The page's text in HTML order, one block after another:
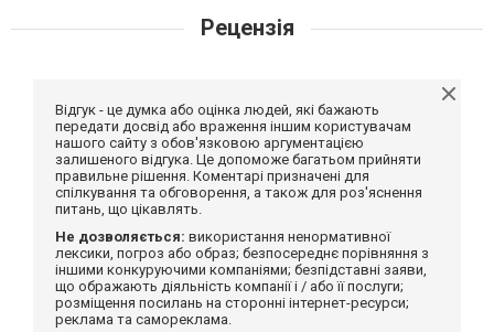
Рецензія
Відгук - це думка або оцінка людей, які бажають
передати досвід або враження іншим користувачам
нашого сайту з обов'язковою аргументацією
залишеного відгука. Це допоможе багатьом прийняти
правильне рішення. Коментарі призначені для
спілкування та обговорення, а також для роз'яснення
питань, що цікавлять.
Не дозволяється: використання ненормативної
лексики, погроз або образ; безпосереднє порівняння з
іншими конкуруючими компаніями; безпідставні заяви,
що ображають діяльність компанії і / або її послуги;
розміщення посилань на сторонні інтернет-ресурси;
реклама та самореклама.